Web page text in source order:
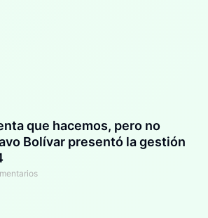
que hacemos, pero no
Bolívar presentó la gestión